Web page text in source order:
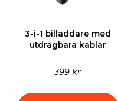
3-i-1 billaddare med
utdragbara kablar
399 kr